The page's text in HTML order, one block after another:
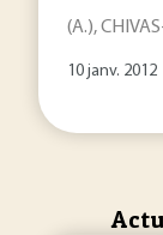
(A.),
10 janv. 2012